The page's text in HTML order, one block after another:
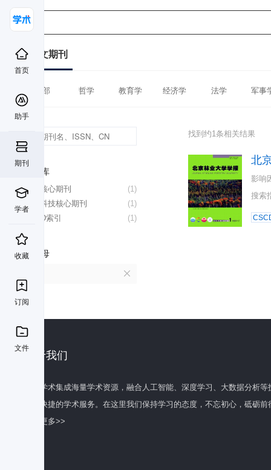
首页
助手
期刊
学者
收藏
订阅
文件
中文期刊
全部 哲学 教育学 经济学 法学 军事
数据库
(1)
北大核心期刊
(1)
中国科技核心期刊
(1)
CSCD索引
首字母
找到约1条相关结果
北
影响
搜索
关于我们
百度学术集成海量学术资源，融合人工智能、深度学习、大数据分析
全面快捷的学术服务。在这里我们保持学习的态度，不忘初心，砥砺前
了解更多>>